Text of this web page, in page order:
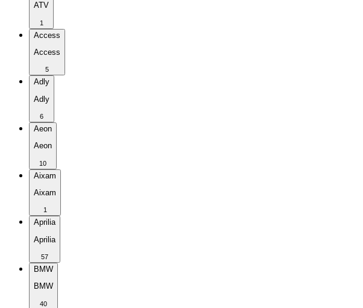
ATV
1
Access
Access
5
Adly
Adly
6
Aeon
Aeon
10
Aixam
Aixam
1
Aprilia
Aprilia
57
BMW
BMW
40